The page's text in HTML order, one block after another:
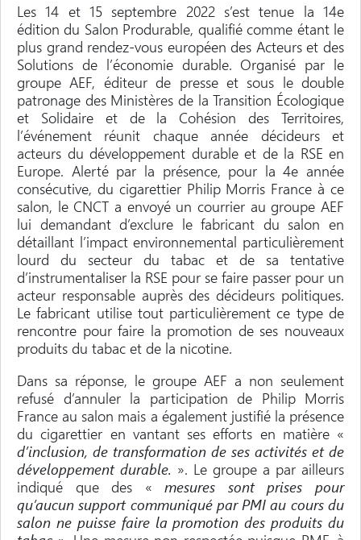
Les 14 et 15 septembre 2022 s’est tenue la 14e
édition du Salon Produrable, qualifié comme étant le
plus grand rendez-vous européen des Acteurs et des
Solutions de l’économie durable. Organisé par le
groupe AEF, éditeur de presse et sous le double
patronage des Ministères de la Transition Écologique
et Solidaire et de la Cohésion des Territoires,
l’événement réunit chaque année décideurs et
acteurs du développement durable et de la RSE en
Europe. Alerté par la présence, pour la 4e année
consécutive, du cigarettier Philip Morris France à ce
salon, le CNCT a envoyé un courrier au groupe AEF
lui demandant d’exclure le fabricant du salon en
détaillant l’impact environnemental particulièrement
lourd du secteur du tabac et de sa tentative
d’instrumentaliser la RSE pour se faire passer pour un
acteur responsable auprès des décideurs politiques.
Le fabricant utilise tout particulièrement ce type de
rencontre pour faire la promotion de ses nouveaux
produits du tabac et de la nicotine.
Dans sa réponse, le groupe AEF a non seulement
refusé d’annuler la participation de Philip Morris
France au salon mais a également justifié la présence
du cigarettier en vantant ses efforts en matière «
d’inclusion, de transformation de ses activités et de
développement durable. ». Le groupe a par ailleurs
indiqué que des «mesures sont prises pour
qu’aucun support communiqué par PMI au cours du
salon ne puisse faire la promotion des produits du